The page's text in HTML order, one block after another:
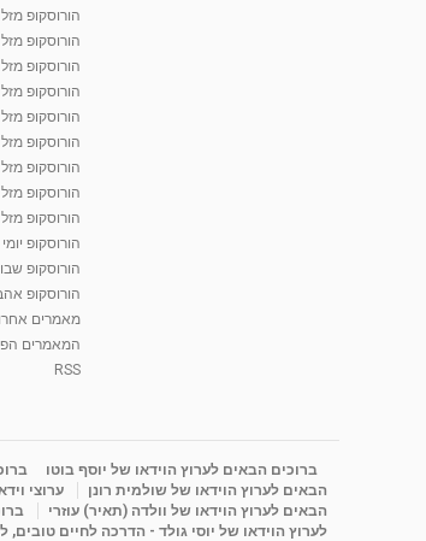
הורוסקופ
הורוסקופ
הורוסקופ
הורוסקופ
הורוסקופ
הורוסקופ
הורוסקופ מזל
הורוסקופ מזל
הורוסקופ
הורוסקופ יומי
הורוסקופ
הורוסקופ
מאמרים
המאמרים
RSS
ברוכים הבאים לערוץ הוידאו של יוסף בוטו
הבאים לערוץ הוידאו של שולמית רונן
ערוצי
הבאים לערוץ הוידאו של וולדה (תאיר) עוזרי
לערוץ הוידאו של יוסי גולד - הדרכה לחיים טובים,